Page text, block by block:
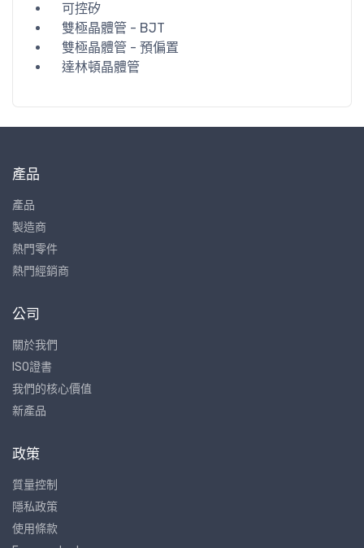
可控矽
雙極晶體管 - BJT
雙極晶體管 - 預偏置
達林頓晶體管
產品
產品
製造商
熱門零件
熱門經銷商
公司
關於我們
ISO證書
我們的核心價值
新產品
政策
質量控制
隱私政策
使用條款